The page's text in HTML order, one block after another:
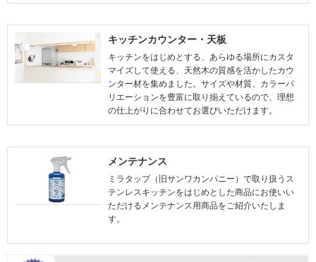
キッチンカウンター・天板
キッチンをはじめとする、あらゆる場所にカスタ
マイズして使える、天然木の質感を活かしたカウ
ンター材を集めました。サイズや材質、カラーバ
リエーションを豊富に取り揃えているので、理想
の仕上がりに合わせてお選びいただけます。
メンテナンス
ミラタップ（旧サンワカンパニー）で取り扱うス
テンレスキッチンをはじめとした商品にお使いい
ただけるメンテナンス用商品をご紹介いたしま
す。